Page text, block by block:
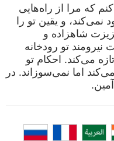
که مرا از راه‌هایی
نمی‌کند، و یقین تو را
شاهزاده و
تو رودخانه
می‌کند. احکام تو
اما نمی‌سوزاند. در